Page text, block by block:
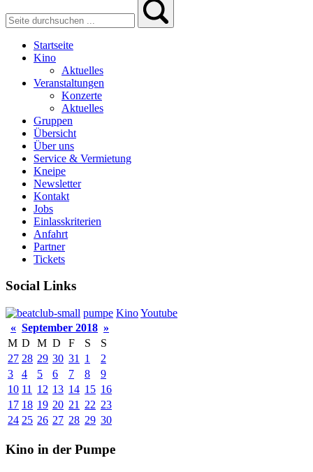
Startseite
Kino
Aktuelles
Veranstaltungen
Konzerte
Aktuelles
Gruppen
Übersicht
Über uns
Service & Vermietung
Kneipe
Newsletter
Kontakt
Jobs
Einlasskriterien
Anfahrt
Partner
Tickets
Social Links
pumpe KinoYoutube
« September 2018 »
M D M D F S
S
27 28 29 30 31 1
2
3
4 5 6 7 8
9
10 11 12 13 14 15 16
17 18 19 20 21 22 23
24 25 26 27 28 29 30
Kino in der Pumpe